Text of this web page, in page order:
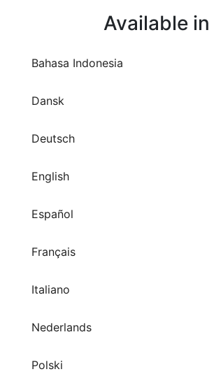
Bahasa Indonesia
Dansk
Deutsch
English
Español
Français
Italiano
Nederlands
Polski
(Português)